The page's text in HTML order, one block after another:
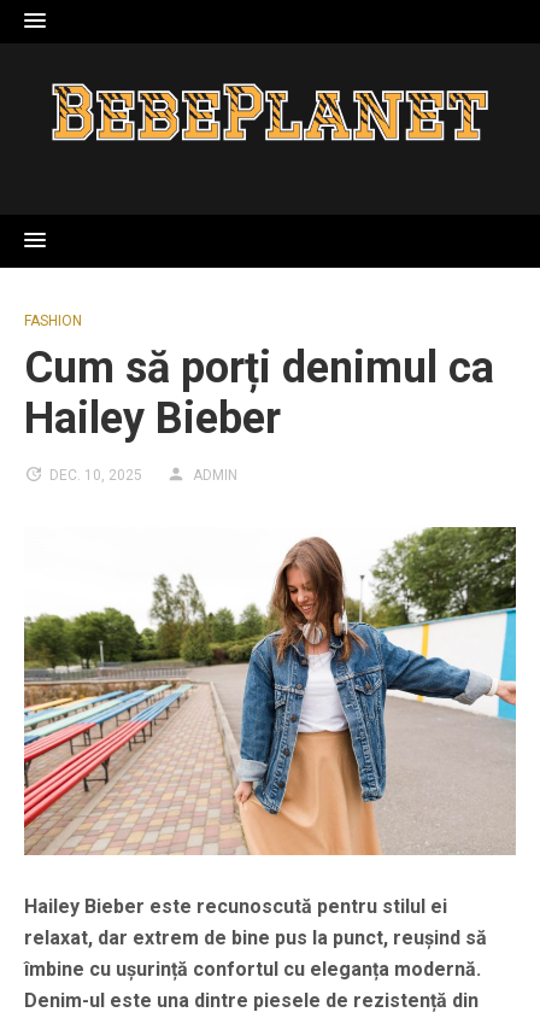
Skip
to
FASHION
Cum să porți denimul ca
Hailey Bieber
DEC. 10, 2025 ADMIN
Hailey Bieber este recunoscută pentru stilul ei
relaxat, dar extrem de bine pus la punct, reușind să
îmbine cu ușurință confortul cu eleganța modernă.
Denim-ul este una dintre piesele de rezistență din